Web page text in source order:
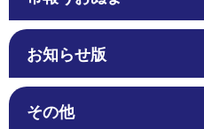
お知らせ版
その他